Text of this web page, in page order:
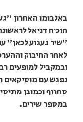
באלבומו האחרון
הוכיח דניאל
"שיר געגוע לכאן"
לאחר החיבוק
ובמקביל למופעים
נפגש עם מוסיקאים
סחרוף וכמובן
במספר שירים.